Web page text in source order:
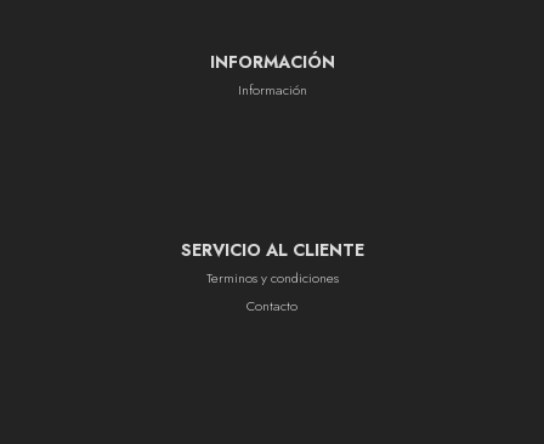
INFORMACIÓN
Información
SERVICIO AL CLIENTE
Terminos y condiciones
Contacto